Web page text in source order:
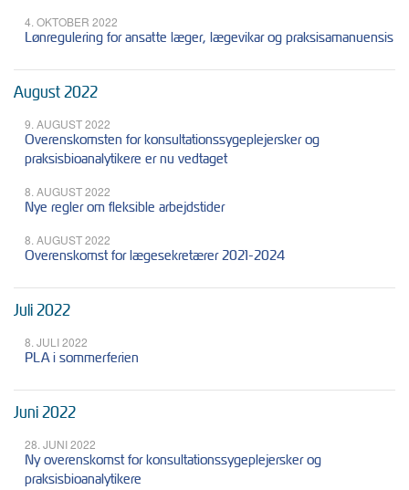
4. OKTOBER 2022
Lønregulering for ansatte læger, lægevikar og praksisamanuensis
August 2022
9. AUGUST 2022
Overenskomsten for konsultationssygeplejersker og
praksisbioanalytikere er nu vedtaget
8. AUGUST 2022
Nye regler om fleksible arbejdstider
8. AUGUST 2022
Overenskomst for lægesekretærer 2021-2024
Juli 2022
8. JULI 2022
PLA i sommerferien
Juni 2022
28. JUNI 2022
Ny overenskomst for konsultationssygeplejersker og
praksisbioanalytikere